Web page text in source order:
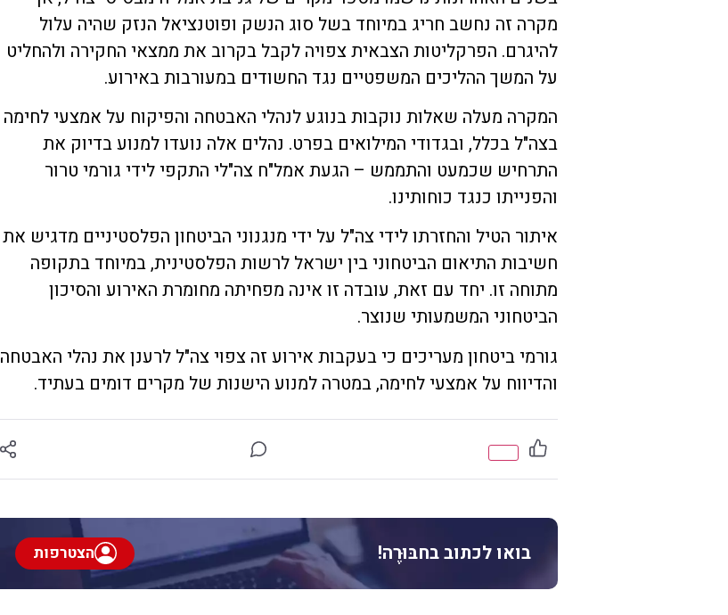
מקרה זה נחשב חריג במיוחד בשל סוג הנשק ופוטנציאל הנזק שהיה עלול
להיגרם. הפרקליטות הצבאית צפויה לקבל בקרוב את ממצאי החקירה ולהחליט
על המשך ההליכים המשפטיים נגד החשודים במעורבות באירוע.
המקרה מעלה שאלות נוקבות בנוגע לנהלי האבטחה והפיקוח על אמצעי לחימה
בצה"ל בכלל, ובגדודי המילואים בפרט. נהלים אלה נועדו למנוע בדיוק את
התרחיש שכמעט והתממש – הגעת אמל"ח צה"לי התקפי לידי גורמי טרור
והפנייתו כנגד כוחותינו.
איתור הטיל והחזרתו לידי צה"ל על ידי מנגנוני הביטחון הפלסטיניים מדגיש את
חשיבות התיאום הביטחוני בין ישראל לרשות הפלסטינית, במיוחד בתקופה
מתוחה זו. יחד עם זאת, עובדה זו אינה מפחיתה מחומרת האירוע והסיכון
הביטחוני המשמעותי שנוצר.
גורמי ביטחון מעריכים כי בעקבות אירוע זה צפוי צה"ל לרענן את נהלי האבטחה
והדיווח על אמצעי לחימה, במטרה למנוע הישנות של מקרים דומים בעתיד.
בואו לכתוב בחבּוּרֶה! הצטרפות